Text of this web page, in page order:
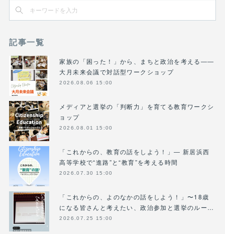
記事一覧
家族の「困った！」から、まちと政治を考える――
大月未来会議で対話型ワークショップ
2026.08.06 15:00
メディアと選挙の「判断力」を育てる教育ワークシ
ョップ
2026.08.01 15:00
「これからの、教育の話をしよう！」― 新居浜西
高等学校で“進路”と“教育”を考える時間
2026.07.30 15:00
「これからの、よのなかの話をしよう！」〜18歳
になる皆さんと考えたい、政治参加と選挙のルー…
2026.07.25 15:00